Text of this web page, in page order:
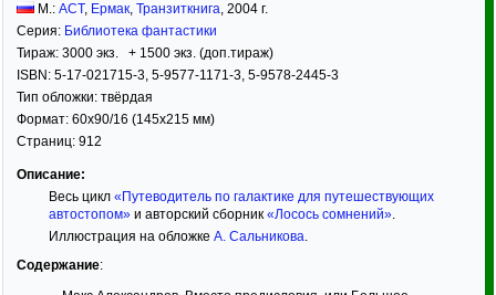
М.: АСТ, Ермак, Транзиткнига, 2004 г.
Серия: Библиотека фантастики
Тираж: 3000 экз. + 1500 экз. (доп.тираж)
ISBN: 5-17-021715-3, 5-9577-1171-3, 5-9578-2445-3
Тип обложки: твёрдая
Формат: 60x90/16 (145x215 мм)
Страниц: 912
Описание:
Весь цикл «Путеводитель по галактике для путешествующих
автостопом»и авторский сборник «Лосось сомнений».
Иллюстрация на обложке А. Сальникова.
Содержание: